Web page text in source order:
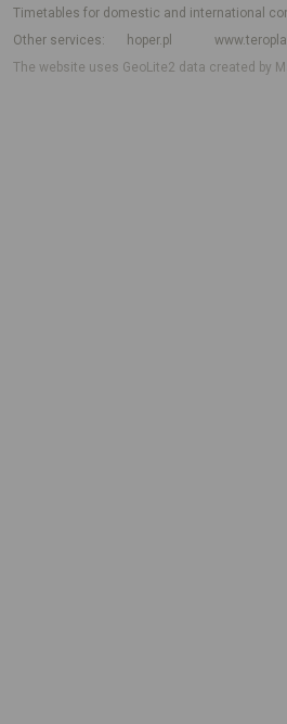
Timetables for domestic and international
Other services
hoper.pl
The website uses GeoLite2 data created by